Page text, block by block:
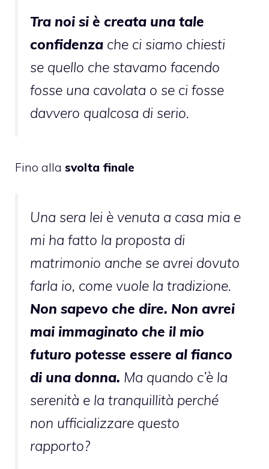
Tra noi si è creata una tale
confidenza che ci siamo chiesti
se quello che stavamo facendo
fosse una cavolata o se ci fosse
davvero qualcosa di serio.
Fino alla svolta finale
Una sera lei è venuta a casa mia e
mi ha fatto la proposta di
matrimonio anche se avrei dovuto
farla io, come vuole la tradizione.
Non sapevo che dire. Non avrei
mai immaginato che il mio
futuro potesse essere al fianco
di una donna. Ma quando c’è la
serenità e la tranquillità perché
non ufficializzare questo
rapporto?